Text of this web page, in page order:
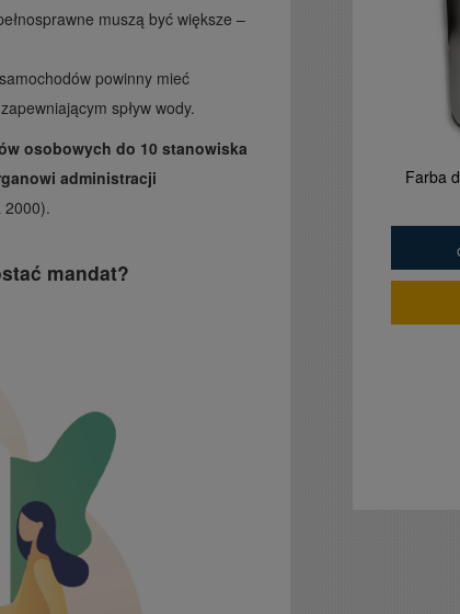
muszą być większe –
powinny mieć
spływ wody.
osobowych do 10 stanowiska
administracji
2000).
mandat?
Farba